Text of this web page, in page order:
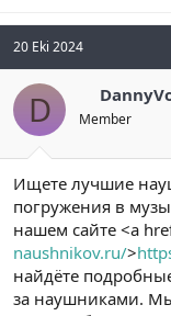
20 Eki 2024
D Member
Ищете лучшие
погружения в
нашем сайте <a
naushnikov.ru/>
найдёте
за наушниками.